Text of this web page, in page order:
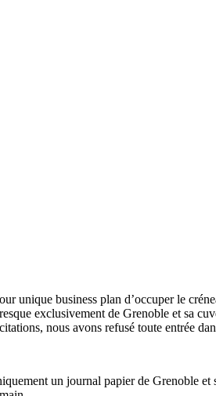
unique business plan d’occuper le
exclusivement de Grenoble et sa
nous avons refusé toute entrée
un journal papier de Grenoble